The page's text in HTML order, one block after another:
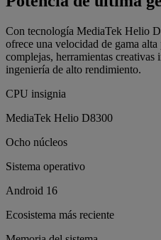
Con tecnología MediaTek Helio
ofrece una velocidad de gama
complejas, herramientas creativas
ingeniería de alto rendimiento.
CPU insignia
MediaTek Helio D8300
Ocho núcleos
Sistema operativo
Android 16
Ecosistema más reciente